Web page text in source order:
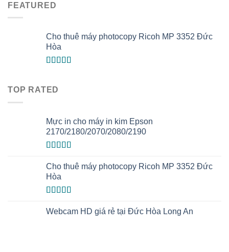
FEATURED
Cho thuê máy photocopy Ricoh MP 3352 Đức
Hòa
sao
TOP RATED
Mực in cho máy in kim Epson
2170/2180/2070/2080/2190
hạng5.00 5
sao
Cho thuê máy photocopy Ricoh MP 3352 Đức
Hòa
hạng5.00 5
Webcam HD giá rẻ tại Đức Hòa Long An